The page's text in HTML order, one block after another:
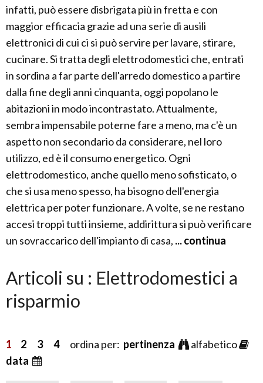
infatti, può essere disbrigata più in fretta e con
maggior efficacia grazie ad una serie di ausili
elettronici di cui ci si può servire per lavare, stirare,
cucinare. Si tratta degli elettrodomestici che, entrati
in sordina a far parte dell'arredo domestico a partire
dalla fine degli anni cinquanta, oggi popolano le
abitazioni in modo incontrastato. Attualmente,
sembra impensabile poterne fare a meno, ma c'è un
aspetto non secondario da considerare, nel loro
utilizzo, ed è il consumo energetico. Ogni
elettrodomestico, anche quello meno sofisticato, o
che si usa meno spesso, ha bisogno dell'energia
elettrica per poter funzionare. A volte, se ne restano
accesi troppi tutti insieme, addirittura si può verificare
un sovraccarico dell'impianto di casa, ... continua
Articoli su : Elettrodomestici a
risparmio
1 2 3 4ordina per: pertinenza
alfabetico
data